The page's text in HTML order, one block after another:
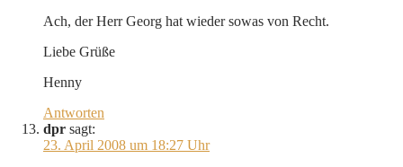
Ach, der Herr Georg hat wieder sowas von Recht.
Liebe Grüße
Henny
Antworten
dpr sagt:
23. April 2008 um 18:27 Uhr